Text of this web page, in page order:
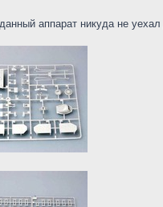
аппарат никуда не